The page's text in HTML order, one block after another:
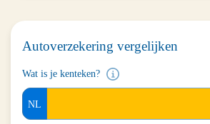
Autoverzekering vergelijken
Wat is je kenteken? Wat
is
kenteken?